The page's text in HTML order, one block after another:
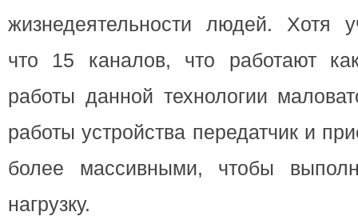
жизнедеятельности людей. Хотя
что 15 каналов, что работают
работы данной технологии
работы устройства передатчик и
более массивными, чтобы
нагрузку.